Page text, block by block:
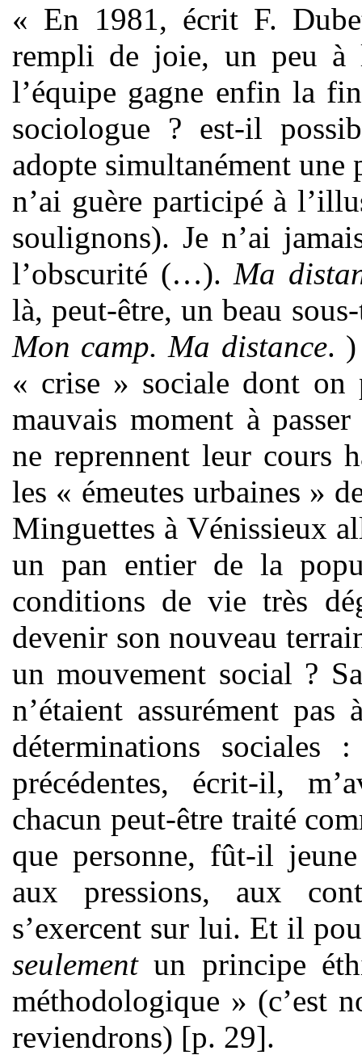
« En 1981, écrit F.
rempli de joie, un peu à
l’équipe gagne enfin la
sociologue ? est-il
adopte simultanément
n’ai guère participé à
soulignons). Je n’ai
l’obscurité (…). Ma
là, peut-être, un beau
Mon camp. Ma distance. )
« crise » sociale dont on
mauvais moment à
ne reprennent leur cours
les « émeutes urbaines »
Minguettes à Vénissieux
un pan entier de la
conditions de vie très
devenir son nouveau
un mouvement social ?
n’étaient assurément
déterminations sociales
précédentes, écrit-il,
chacun peut-être traité
que personne, fût-il
aux pressions, aux
s’exercent sur lui. Et il
seulementun principe
méthodologique » (c’est
reviendrons) [p. 29].